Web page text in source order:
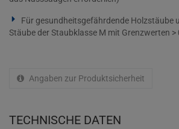
Für gesundheitsgefährdende Holzstäube
Stäube der Staubklasse M mit Grenzwerten >
Angaben zur Produktsicherheit
TECHNISCHE DATEN